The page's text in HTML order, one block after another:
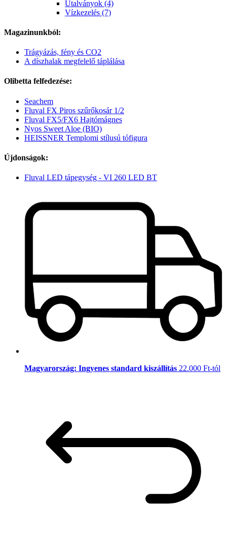
Utalványok (4)
Vízkezelés (7)
Magazinunkból:
Trágyázás, fény és CO2
A díszhalak megfelelő táplálása
Olibetta felfedezése:
Seachem
Fluval FX Piros szűrőkosár 1/2
Fluval FX5/FX6 Hajtómágnes
Nyos Sweet Aloe (BIO)
HEISSNER Templomi stílusú tófigura
Újdonságok:
Fluval LED tápegység - VI 260 LED BT
Magyarország: Ingyenes standard kiszállítás 22.000 Ft-tól